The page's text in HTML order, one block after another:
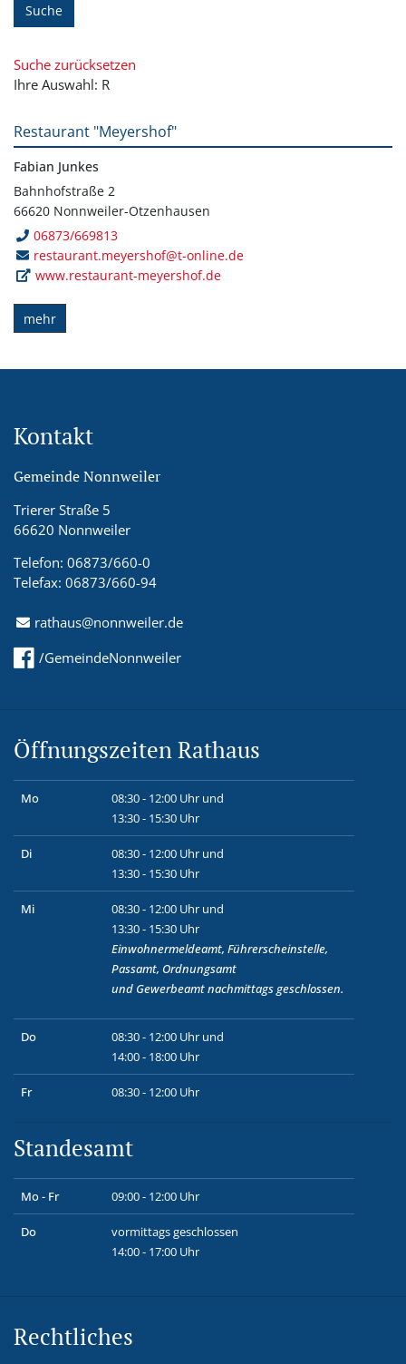
Suche
Suche zurücksetzen
Ihre Auswahl: R
Restaurant "Meyershof"
Fabian Junkes
Bahnhofstraße 2
66620 Nonnweiler-Otzenhausen
06873/669813
restaurant.meyershof@t-online.de
www.restaurant-meyershof.de
mehr
Kontakt
Gemeinde Nonnweiler
Trierer Straße 5
66620 Nonnweiler
Telefon: 06873/660-0
Telefax: 06873/660-94
rathaus@nonnweiler.de
/GemeindeNonnweiler
Öffnungszeiten Rathaus
Mo
08:30 - 12:00 Uhr und
13:30 - 15:30 Uhr
Di
08:30 - 12:00 Uhr und
13:30 - 15:30 Uhr
Mi
08:30 - 12:00 Uhr und
13:30 - 15:30 Uhr
Einwohnermeldeamt, Führerscheinstelle,
Passamt, Ordnungsamt
und Gewerbeamtnachmittags geschlossen.
Do
08:30 - 12:00 Uhr und
14:00 - 18:00 Uhr
Fr 08:30 - 12:00 Uhr
Standesamt
Mo - Fr 09:00 - 12:00 Uhr
Do
vormittags geschlossen
14:00 - 17:00 Uhr
Rechtliches